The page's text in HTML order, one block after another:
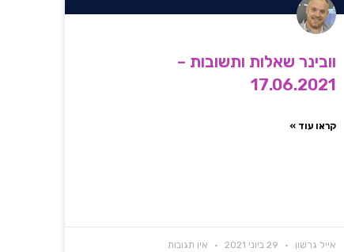
וובינר שאלות ותשובות –
17.06.2021
קראו עוד »
אייל גרשון אין תגובות